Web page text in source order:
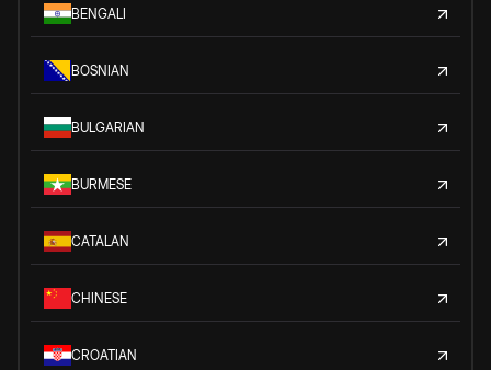
BENGALI
BOSNIAN
BULGARIAN
BURMESE
CATALAN
CHINESE
CROATIAN